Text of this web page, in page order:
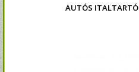
AUTÓS ITALTARTÓ